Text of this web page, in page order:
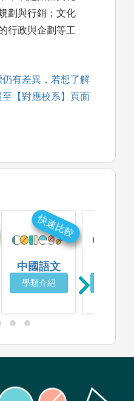
劃與行銷；文化
行政與企劃等工
有差異，若想了解
【對應校系】頁面
中國語文
學類介紹
快速比較